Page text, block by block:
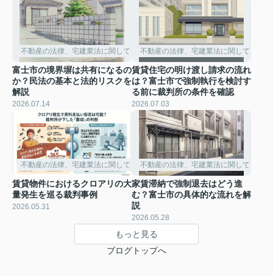
不動産の法律、宅建業法に関して
富士市の境界塀は共有になるの
か？民法の基本と法的リスクを
解説
2026.07.14
不動産の法律、宅建業法に関して
賃貸住宅の明け渡し請求の流れ
は？富士市で強制執行を検討す
る前に裁判所の条件を確認
2026.07.03
不動産の法律、宅建業法に関して
賃貸物件におけるクロアリの大
量発生を巡る裁判事例
2026.05.31
不動産の法律、宅建業法に関して
家賃滞納で強制退去はどう進
む？富士市の具体的な流れを解
説
2026.05.28
もっと見る
ブログトップへ